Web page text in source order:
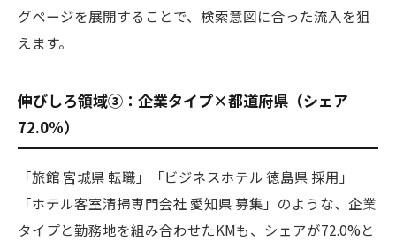
グページを展開することで、検索意図に合った流入を狙
えます。
伸びしろ領域③：企業タイプ×都道府県（シェア
72.0%）
「旅館 宮城県 転職」「ビジネスホテル 徳島県 採用」
「ホテル客室清掃専門会社 愛知県 募集」のような、企業
タイプと勤務地を組み合わせたKMも、シェアが72.0%と